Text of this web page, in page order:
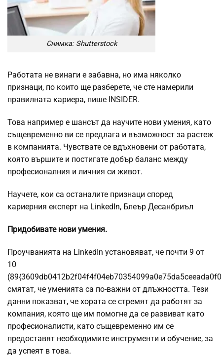
Снимка: Shutterstock
Работата не винаги е забавна, но има няколко
признаци, по които ще разберете, че сте намерили
правилната кариера, пише INSIDER.
Това например е шансът да научите нови умения, като
същевременно ви се предлага и възможност за растеж
в компанията. Чувствате се вдъхновени от работата,
която вършите и постигате добър баланс между
професионалния и личния си живот.
Научете, кои са останалите признаци според
кариерния експерт на LinkedIn, Блеър Десанбриъл
Придобивате нови умения.
Проучванията на LinkedIn установяват, че почти 9 от
10
смятат, че уменията са по-важни от длъжността. Тези
данни показват, че хората се стремят да работят за
компания, която ще им помогне да се развиват като
професионалисти, като същевременно им се
предоставят необходимите инструменти и обучение, за
да успеят в това.